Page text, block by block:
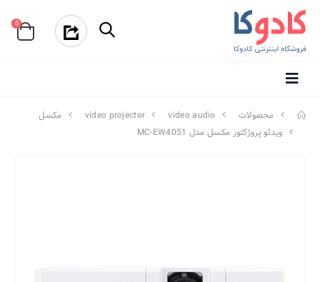
0
محصولات video audio
video projector
مکسل
ویدئو پروژکتور مکسل مدل MC-EW4051